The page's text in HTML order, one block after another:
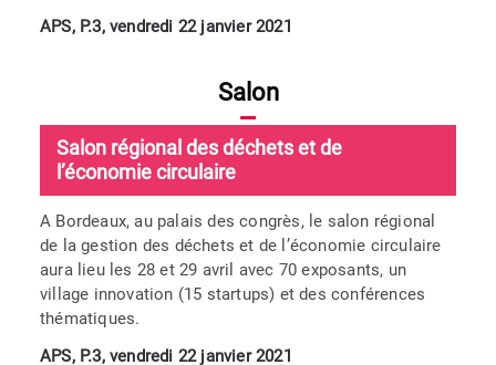
APS, P.3, vendredi 22 janvier 2021
Salon
Salon régional des déchets et de
l’économie circulaire
A Bordeaux, au palais des congrès, le salon régional
de la gestion des déchets et de l’économie circulaire
aura lieu les 28 et 29 avril avec 70 exposants, un
village innovation (15 startups) et des conférences
thématiques.
APS, P.3, vendredi 22 janvier 2021